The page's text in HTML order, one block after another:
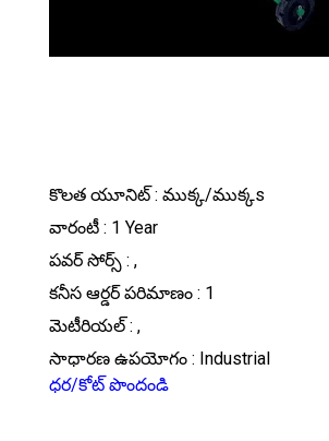
కొలత యూనిట్ : ముక్క/ముక్కs
వారంటీ : 1 Year
పవర్ సోర్స్ : ,
కనీస ఆర్డర్ పరిమాణం : 1
మెటీరియల్ : ,
సాధారణ ఉపయోగం : Industrial
ధర/కోట్ పొందండి